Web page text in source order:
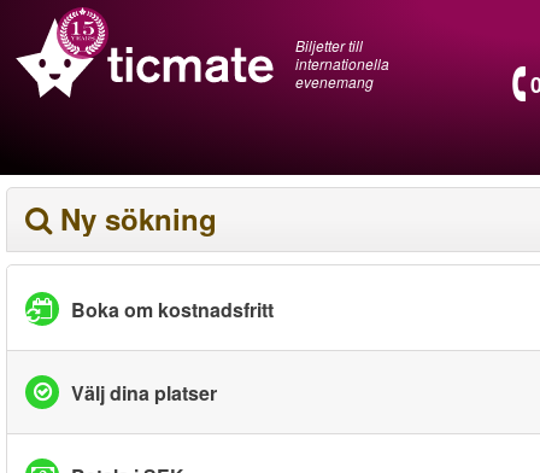
Biljetter till
internationella
evenemang
Ny sökning
Boka om kostnadsfritt
Välj dina platser